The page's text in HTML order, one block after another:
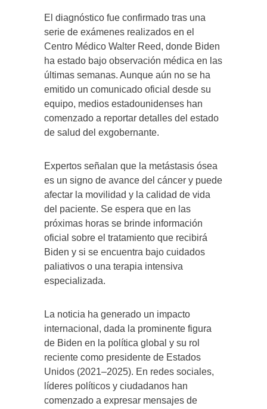
El diagnóstico fue confirmado tras una
serie de exámenes realizados en el
Centro Médico Walter Reed, donde Biden
ha estado bajo observación médica en las
últimas semanas. Aunque aún no se ha
emitido un comunicado oficial desde su
equipo, medios estadounidenses han
comenzado a reportar detalles del estado
de salud del exgobernante.
Expertos señalan que la metástasis ósea
es un signo de avance del cáncer y puede
afectar la movilidad y la calidad de vida
del paciente. Se espera que en las
próximas horas se brinde información
oficial sobre el tratamiento que recibirá
Biden y si se encuentra bajo cuidados
paliativos o una terapia intensiva
especializada.
La noticia ha generado un impacto
internacional, dada la prominente figura
de Biden en la política global y su rol
reciente como presidente de Estados
Unidos (2021–2025). En redes sociales,
líderes políticos y ciudadanos han
comenzado a expresar mensajes de